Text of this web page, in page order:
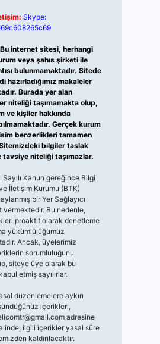
Skype:
Bu internet sitesi, herhangi
veya şahıs şirketi ile
bulunmamaktadır. Sitede
hazırladığımız makaleler
Burada yer alan
niteliği taşımamakta olup,
ve kişiler hakkında
Gerçek kurum
benzerlikleri tamamen
bilgiler taslak
tavsiye niteliği taşımazlar.
Kanun gereğince Bilgi
İletişim Kurumu (BTK)
bir Yer Sağlayıcı
vermektedir. Bu nedenle,
proaktif olarak denetleme
yükümlülüğümüz
Ancak, üyelerimiz
sorumluluğunu
siteye üye olarak bu
etmiş sayılırlar.
düzenlemelere aykırı
içerikleri,
adresine
ilgili içerikler yasal süre
kaldırılacaktır.